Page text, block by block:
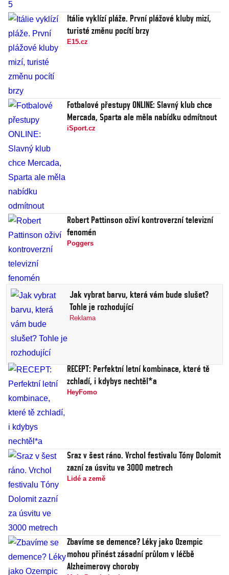
Itálie vyklízí pláže. První plážové kluby mizí,
turisté změnu pocítí brzy
E15.cz
Fotbalové přestupy ONLINE: Slavný klub chce
Mercada, Sparta ale měla nabídku odmítnout
iSport.cz
Robert Pattinson oživí kontroverzní televizní
fenomén
Poggers
Jak vybrat barvu, která vám bude slušet?
Tohle je rozhodující
Reklama
RECEPT: Perfektní letní kombinace, které tě
zchladí, i kdybys nechtěl*a
HeyFomo
Sraz v šest ráno. Vrchol festivalu Tóny Dolomit
zazní za úsvitu ve 3000 metrech
Lidé a země
Zbavíme se demence? Léky jako Ozempic
mohou přinést zásadní průlom v léčbě
Alzheimerovy choroby